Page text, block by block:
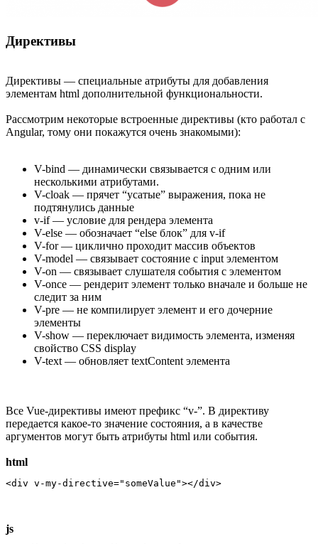
Директивы
Директивы — специальные атрибуты для добавления
элементам html дополнительной функциональности.
Рассмотрим некоторые встроенные директивы (кто работал с
Angular, тому они покажутся очень знакомыми):
V-bind — динамически связывается с одним или
несколькими атрибутами.
V-cloak — прячет “усатые” выражения, пока не
подтянулись данные
v-if — условие для рендера элемента
V-else — обозначает “else блок” для v-if
V-for — циклично проходит массив объектов
V-model — связывает состояние с input элементом
V-on — связывает слушателя события с элементом
V-once — рендерит элемент только вначале и больше не
следит за ним
V-pre — не компилирует элемент и его дочерние
элементы
V-show — переключает видимость элемента, изменяя
свойство CSS display
V-text — обновляет textContent элемента
Все Vue-директивы имеют префикс “v-”. В директиву
передается какое-то значение состояния, а в качестве
аргументов могут быть атрибуты html или события.
html
<div v-my-directive="someValue"></div>
js